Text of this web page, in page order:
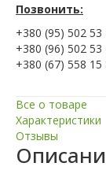
Позвонить:
+380 (95) 502 53
+380 (96) 502 53
+380 (67) 558 15
Все о товаре
Характеристики
Отзывы